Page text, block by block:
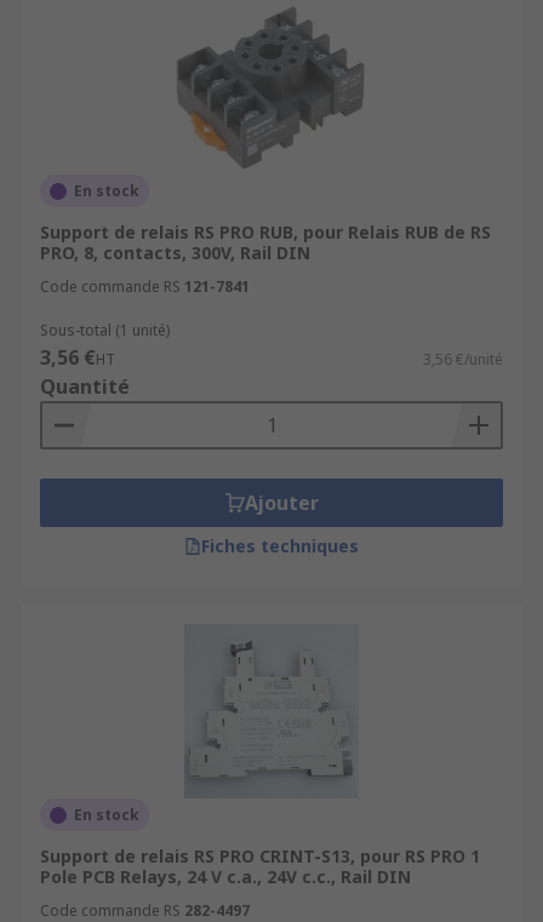
En stock
Support de relais RS PRO RUB, pour Relais RUB de RS
PRO, 8, contacts, 300V, Rail DIN
Code commande RS 121-7841
Sous-total (1 unité)
3,56 €HT 3,56 €/unité
Quantité
Ajouter
Fiches techniques
En stock
Support de relais RS PRO CRINT-S13, pour RS PRO 1
Pole PCB Relays, 24 V c.a., 24V c.c., Rail DIN
Code commande RS 282-4497